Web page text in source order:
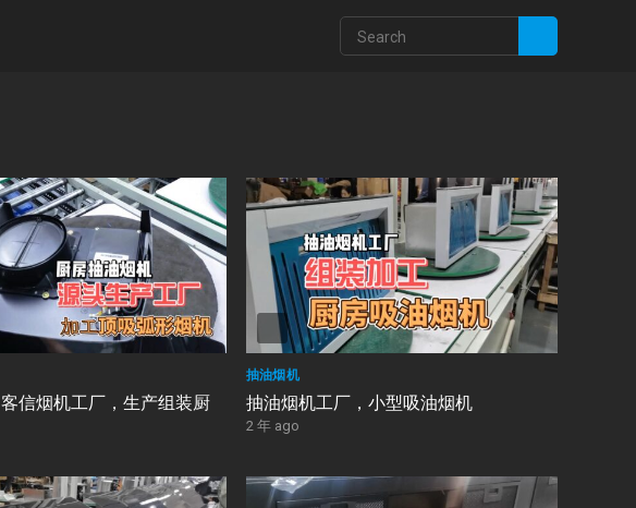
信烟机工厂，生产组装厨
抽油烟机
抽油烟机工厂，小型吸油烟机
2 年 ago